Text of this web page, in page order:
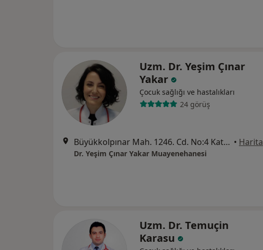
Uzm. Dr. Yeşim Çınar
Yakar
Çocuk sağlığı ve hastalıkları
24 görüş
Büyükkolpınar Mah. 1246. Cd. No:4 Kat:1 Daire:3 Atakum, Samsun • Harita
Dr. Yeşim Çınar Yakar Muayenehanesi
Uzm. Dr. Temuçin
Karasu